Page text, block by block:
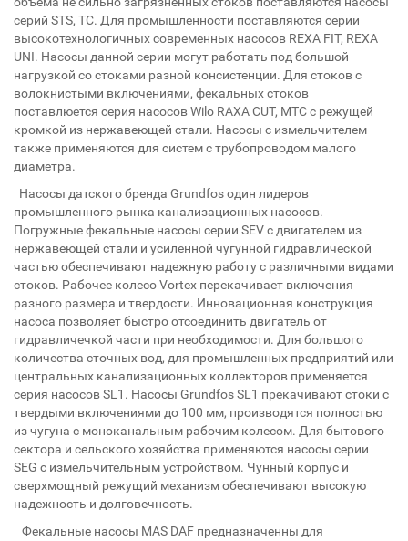
серий STS, TC. Для промышленности поставляются серии
высокотехнологичных современных насосов REXA FIT, REXA
UNI. Насосы данной серии могут работать под большой
нагрузкой со стоками разной консистенции. Для стоков с
волокнистыми включениями, фекальных стоков
поставлюется серия насосов Wilo RAXA CUT, MTC с режущей
кромкой из нержавеющей стали. Насосы с измельчителем
также применяются для систем с трубопроводом малого
диаметра.
Насосы датского бренда Grundfos один лидеров
промышленного рынка канализационных насосов.
Погружные фекальные насосы серии SEV с двигателем из
нержавеющей стали и усиленной чугунной гидравлической
частью обеспечивают надежную работу с различными видами
стоков. Рабочее колесо Vortex перекачивает включения
разного размера и твердости. Инновационная конструкция
насоса позволяет быстро отсоединить двигатель от
гидравличечкой части при необходимости. Для большого
количества сточных вод, для промышленных предприятий или
центральных канализационных коллекторов применяется
серия насосов SL1. Насосы Grundfos SL1 прекачивают стоки с
твердыми включениями до 100 мм, производятся полностью
из чугуна с моноканальным рабочим колесом. Для бытового
сектора и сельского хозяйства применяются насосы серии
SEG с измельчительным устройством. Чунный корпус и
сверхмощный режущий механизм обеспечивают высокую
надежность и долговечность.
Фекальные насосы MAS DAF предназначенны для